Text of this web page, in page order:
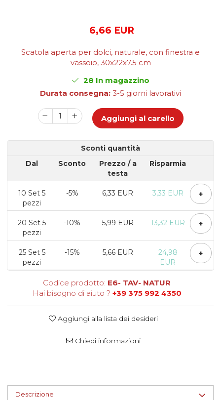
Scatole per Caramelle e Dolci
Tavoletta
Scatole per Confezioni Regalo
Scatole per Macarons e Praline
Scatole con Cassetto e Inserto per 4
Scatole con Cassetto per Praline
Scatole Medie e Grandi per 10–40
Macarons
Scatole per 5–6 Macarons con
Finestra Decorata Effetto Pizzo
Scatole per Praline con Separatore
Scatole Piccole con Nastro e
Cassetto per Macarons
Scatole Piccole per 2–10 Macarons
Scatole per Panettone
Dolci
Scatole per Uova e Figure di
Cioccolato
Scatole Personalizzate
Supporti per Pasticcini
6,66 EUR
Scatola aperta per dolci, naturale, con finestra e
vassoio, 30x22x7.5 cm
28 In magazzino
Durata consegna: 3-5 giorni lavorativi
Aggiungi al carello
Sconti quantità
Dal
Sconto Prezzo / a
testa
Risparmia
10 Set 5
pezzi
-5% 6,33 EUR 3,33 EUR +
20 Set 5
pezzi
-10% 5,99 EUR 13,32 EUR +
25Set 5
pezzi
-15% 5,66 EUR
24,98
EUR
+
Codice prodotto: E6- TAV- NATUR
Hai bisogno di aiuto ? +39 375 992 4350
Aggiungi alla lista dei desideri
Chiedi informazioni
Descrizione